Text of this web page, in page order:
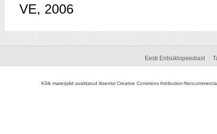
VE, 2006
Eesti Entsüklopeediast
Kõik materjalid avaldatud litsentsi Creative Commons Attribution-